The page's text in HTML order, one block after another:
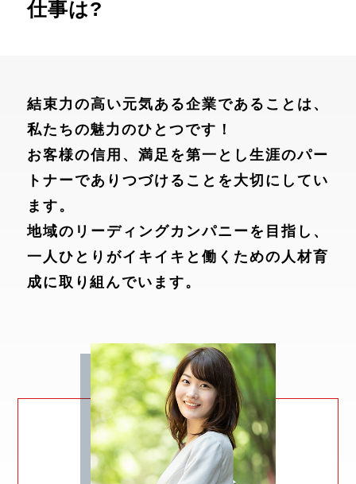
仕事は?
結束力の高い元気ある企業であることは、
私たちの魅力のひとつです！
お客様の信用、満足を第一とし生涯のパー
トナーでありつづけることを大切にしてい
ます。
地域のリーディングカンパニーを目指し、
一人ひとりがイキイキと働くための人材育
成に取り組んでいます。